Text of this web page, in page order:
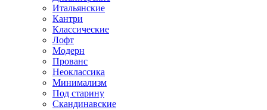
Итальянские
Кантри
Классические
Лофт
Модерн
Прованс
Неоклассика
Минимализм
Под старину
Скандинавские